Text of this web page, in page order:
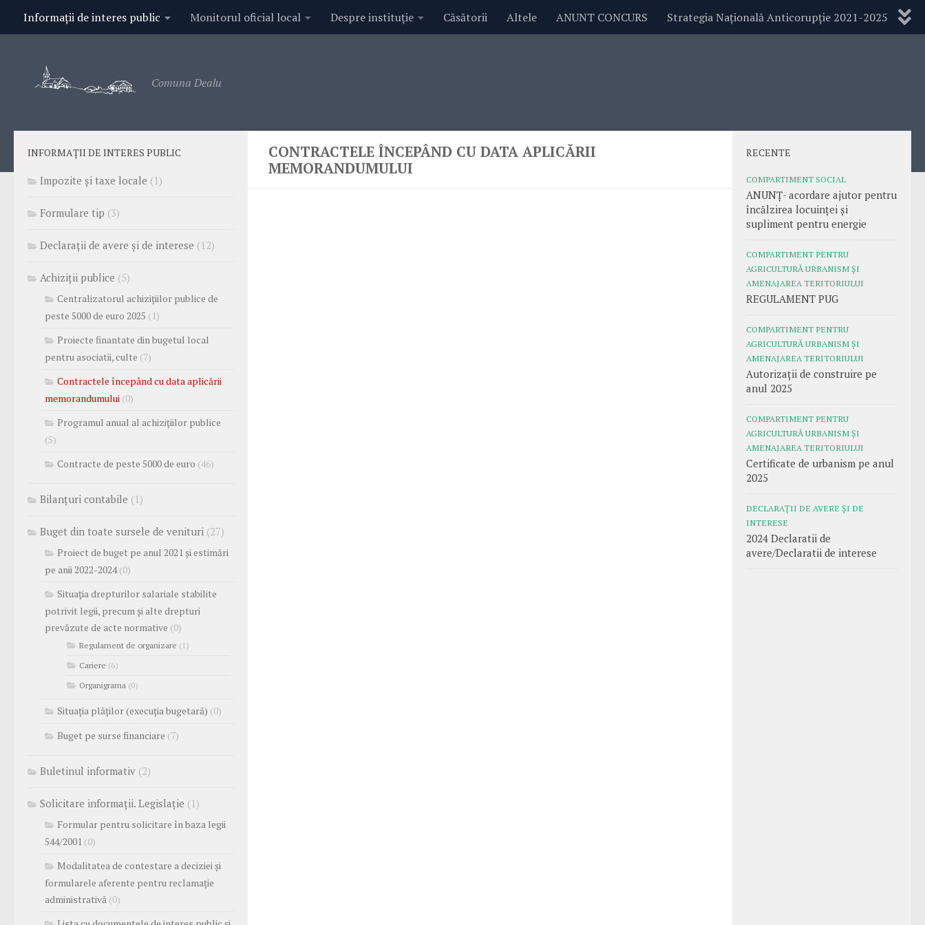
Informații de interes public Monitorul oficial local Despre instituție Căsătorii Altele ANUNT CONCURS Strategia Națională Anticorupție 2021-2025
Comuna Dealu
CONTRACTELE ÎNCEPÂND CU DATA APLICĂRII
MEMORANDUMULUI
INFORMAȚII DE INTERES PUBLIC
Impozite și taxe locale (1)
Formulare tip (3)
Declarații de avere și de interese (12)
Achiziții publice (5)
Centralizatorul achizițiilor publice de
peste 5000 de euro 2025 (1)
Proiecte finantate din bugetul local
pentru asociatii, culte (7)
Contractele începând cu data aplicării
memorandumului (0)
Programul anual al achizițiilor publice
(5)
Contracte de peste 5000 de euro (46)
Bilanțuri contabile (1)
Buget din toate sursele de venituri (27)
Proiect de buget pe anul 2021 și estimări
pe anii 2022-2024(0)
Situația drepturilor salariale stabilite
potrivit legii, precum și alte drepturi
prevăzute de acte normative (0)
Regulament de organizare (1)
Cariere (6)
Organigrama (0)
Situația plăților (execuția bugetară) (0)
Buget pe surse financiare (7)
Buletinul informativ (2)
Solicitare informații. Legislație (1)
Formular pentru solicitare în baza legii
544/2001 (0)
Modalitatea de contestare a deciziei și
formularele aferente pentru reclamație
administrativă (0)
RECENTE
COMPARTIMENT SOCIAL
ANUNȚ- acordare ajutor pentru
încălzirea locuinței și
supliment pentru energie
COMPARTIMENT PENTRU
AGRICULTURĂ URBANISM ȘI
AMENAJAREA TERITORIULUI
REGULAMENT PUG
COMPARTIMENT PENTRU
AGRICULTURĂ URBANISM ȘI
AMENAJAREA TERITORIULUI
Autorizații de construire pe
anul 2025
COMPARTIMENT PENTRU
AGRICULTURĂ URBANISM ȘI
AMENAJAREA TERITORIULUI
Certificate de urbanism pe anul
2025
DECLARAȚII DE AVERE ȘI DE
INTERESE
2024 Declaratii de
avere/Declaratii de interese